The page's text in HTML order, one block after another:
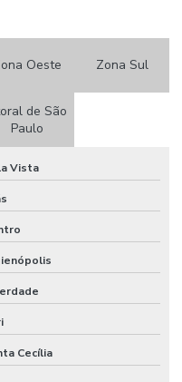
Oeste Zona Sul
de São
Paulo
Vista
Cecília